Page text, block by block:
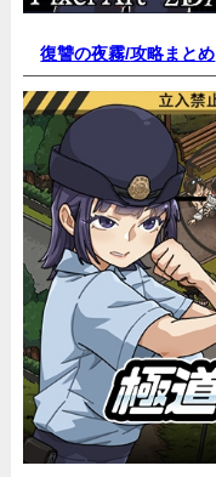
復讐の夜霧/攻略まとめ